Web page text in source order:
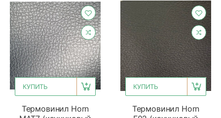
КУПИТЬ
Термовинил Horn
КУПИТЬ
Термовинил Horn